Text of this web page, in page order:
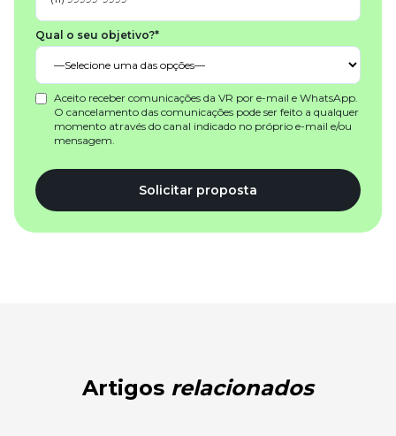
Qual o seu objetivo?*
Aceito receber comunicações da VR por e-mail e WhatsApp.
O cancelamento das comunicações pode ser feito a qualquer
momento através do canal indicado no próprio e-mail e/ou
mensagem.
Solicitar proposta
Artigos relacionados